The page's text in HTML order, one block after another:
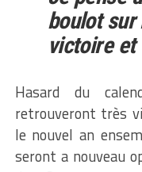
boulot
victoire et
Hasard du
retrouveront très
le nouvel an
seront a nouveau